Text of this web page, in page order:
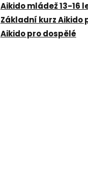
Aikido mládež 13-16
Základní kurz Aikido
Aikido pro dospělé